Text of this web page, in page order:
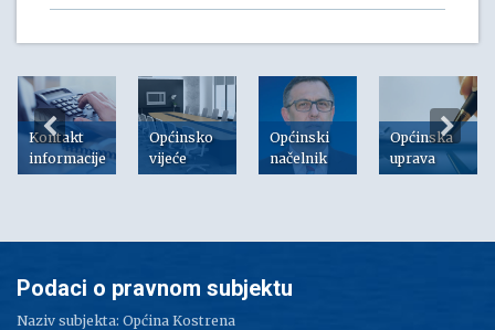
Kontakt
informacije
Općinsko
vijeće
Općinski
načelnik
Općinska
uprava
Podaci o pravnom subjektu
Naziv subjekta: Općina Kostrena